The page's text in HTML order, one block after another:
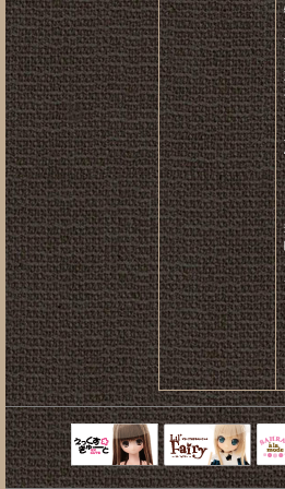
えっくすきゅ リルフェアリ サ